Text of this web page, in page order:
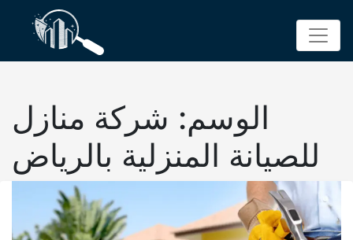
الوسم: شركة منازل
للصيانة المنزلية بالرياض